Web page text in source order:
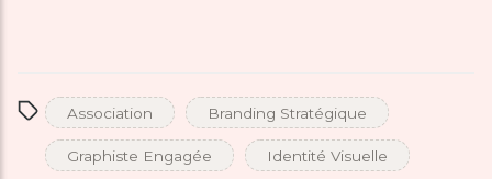
Association Branding Stratégique
Graphiste Engagée Identité Visuelle